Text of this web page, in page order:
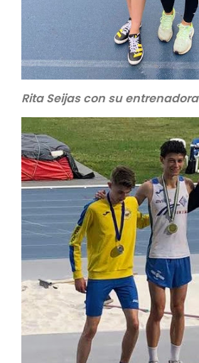
Rita Seijas con su entrenadora